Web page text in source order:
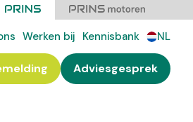
Werken bij Kennisbank NL
Adviesgesprek